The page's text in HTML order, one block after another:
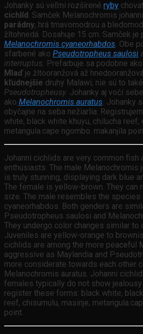
Johanky sú veľmi rozšírené ryby
cichlíd . Samček Melanochromis
parádny, hrá tmavomodrou a
žltohnedá. Dosahuje 15 cm. Samček je
Melanochromis cyaneorhabdos. Obe
sfarbené ako Pseudotropheus saulosi
interruptus. Prefarbuje sa podobne
Mlaďje žltooranžová až
kľudnejšie druhy Malawi, nie sú to
Pseudotropheusy. Johanky aj voči
ako Melanochromis auratus. Johanky
obyčajne na seba nežiarlia.
white, black white khuyu, chilucha reef,
metangula.cape ngombo. makanjila
Johanni cichlids are very common fish
enthusiasts. The male Melanochromis
is truly stunning, displaying dark blue
The female is yellow-brown. They can
size. The male resembles the species
cyaneorhabdos. Both genders are
Pseudotropheus saulosi and
They undergo color changes similar to
Juveniles are yellow-orange to
cichlids are among the more peaceful
aggressive as Maylandia and
more considerate towards each other
Melanochromis auratus. Johanni
females typically do not show jealousy
register these forms: black white,
reef, chisumulu, masinje,
point.